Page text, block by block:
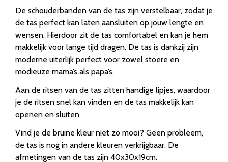
De schouderbanden van de tas zijn verstelbaar, zodat je
de tas perfect kan laten aansluiten op jouw lengte en
wensen. Hierdoor zit de tas comfortabel en kan je hem
makkelijk voor lange tijd dragen. De tas is dankzij zijn
moderne uiterlijk perfect voor zowel stoere en
modieuze mama’s als papa’s.
Aan de ritsen van de tas zitten handige lipjes, waardoor
je de ritsen snel kan vinden en de tas makkelijk kan
openen en sluiten.
Vind je de bruine kleur niet zo mooi? Geen probleem,
de tas is nog in andere kleuren verkrijgbaar. De
afmetingen van de tas zijn 40x30x19cm.